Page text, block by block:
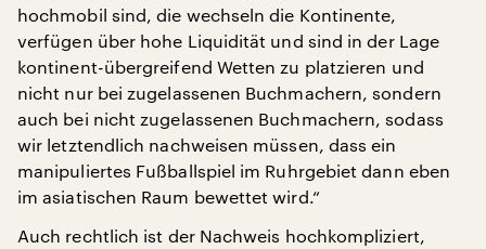
hochmobil sind, die wechseln die Kontinente,
verfügen über hohe Liquidität und sind in der Lage
kontinent-übergreifend Wetten zu platzieren und
nicht nur bei zugelassenen Buchmachern, sondern
auch bei nicht zugelassenen Buchmachern, sodass
wir letztendlich nachweisen müssen, dass ein
manipuliertes Fußballspiel im Ruhrgebiet dann eben
im asiatischen Raum bewettet wird.“
Auch rechtlich ist der Nachweis hochkompliziert,